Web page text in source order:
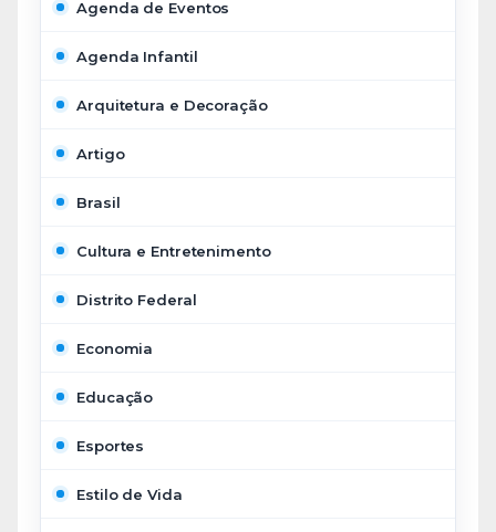
Agenda de Eventos
Agenda Infantil
Arquitetura e Decoração
Artigo
Brasil
Cultura e Entretenimento
Distrito Federal
Economia
Educação
Esportes
Estilo de Vida